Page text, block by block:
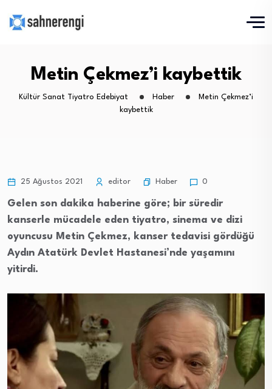
Metin Çekmez’i kaybettik
Kültür Sanat Tiyatro Edebiyat Haber
Metin Çekmez’i
kaybettik
25 Ağustos 2021 editor Haber 0
Gelen son dakika haberine göre; bir süredir
kanserle mücadele eden tiyatro, sinema ve dizi
oyuncusu Metin Çekmez, kanser tedavisi gördüğü
Aydın Atatürk Devlet Hastanesi’nde yaşamını
yitirdi.